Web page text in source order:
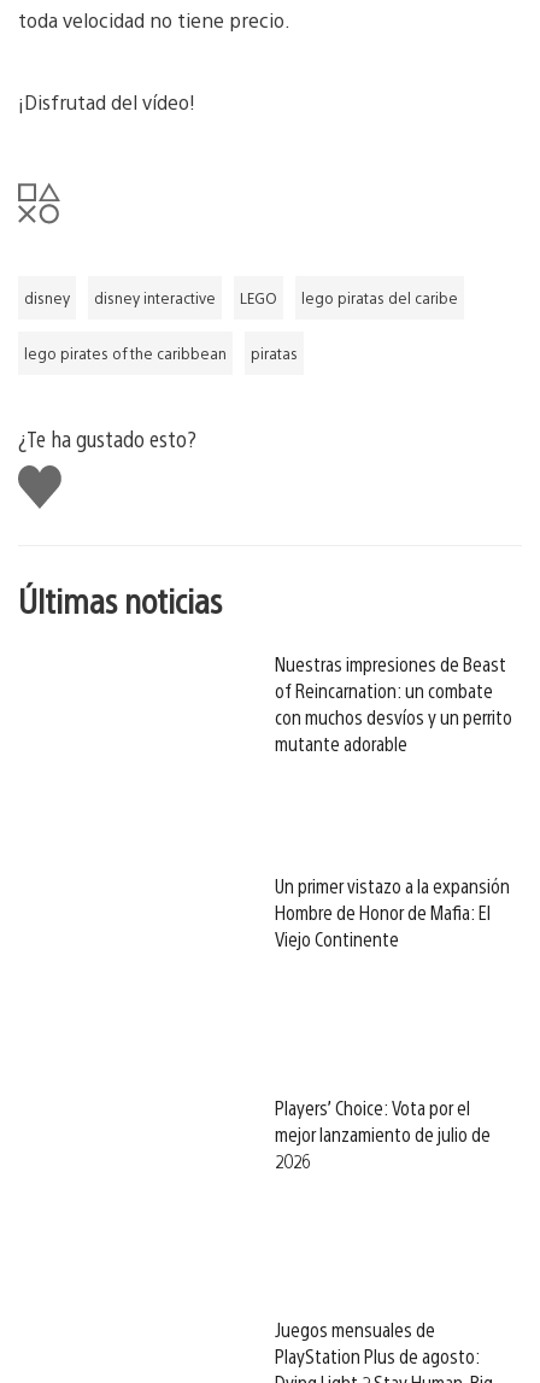
toda velocidad no tiene precio.
¡Disfrutad del vídeo!
disney disney interactive LEGO lego piratas del caribe
lego pirates of the caribbean piratas
¿Te ha gustado esto?
Me
gusta
Últimas noticias
Nuestras impresiones de Beast
of Reincarnation: un combate
con muchos desvíos y un perrito
mutante adorable
Un primer vistazo a la expansión
Hombre de Honor de Mafia: El
Viejo Continente
Players’ Choice: Vota por el
mejor lanzamiento de julio de
2026
Juegos mensuales de
PlayStation Plus de agosto: